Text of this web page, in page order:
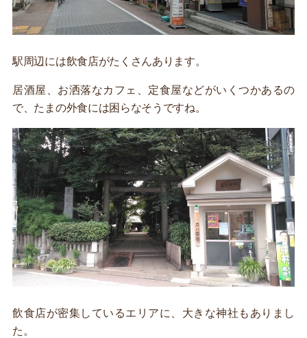
駅周辺には飲食店がたくさんあります。
居酒屋、お洒落なカフェ、定食屋などがいくつかあるの
で、たまの外食には困らなそうですね。
飲食店が密集しているエリアに、大きな神社もありまし
た。